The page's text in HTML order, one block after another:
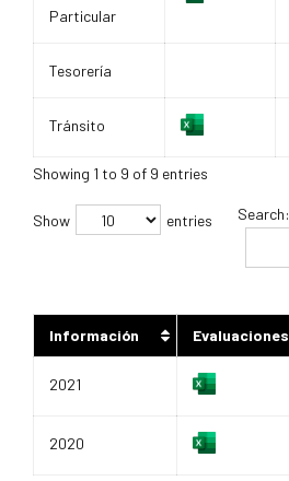
Particular
Tesorería
Tránsito
Showing 1 to 9 of 9 entries
Show entries Search:
Información Evaluaciones
2021
2020